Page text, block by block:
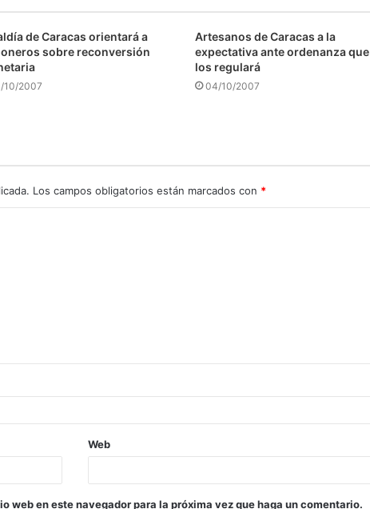
de Caracas orientará a
sobre reconversión
10/2007
Artesanos de Caracas a la
expectativa ante ordenanza que
los regulará
04/10/2007
Los campos obligatorios están marcados con *
Web
web en este navegador para la próxima vez que haga un comentario.